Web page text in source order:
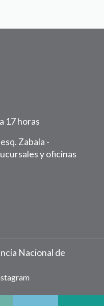
17 horas
Zabala -
y oficinas
Nacional de